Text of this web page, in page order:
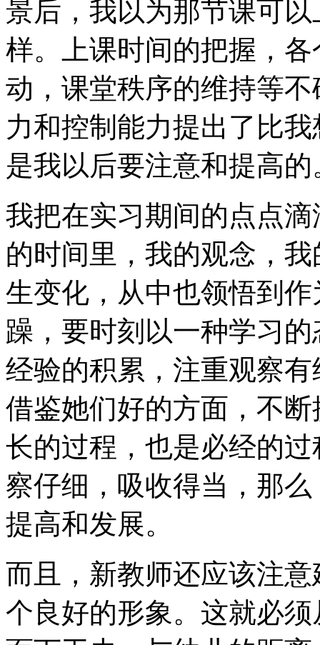
景后，我以为那节课可
样。上课时间的把握，
动，课堂秩序的维持等
力和控制能力提出了比
是我以后要注意和提高的
我把在实习期间的点点
的时间里，我的观念，
生变化，从中也领悟到
躁，要时刻以一种学习
经验的积累，注重观察
借鉴她们好的方面，不
长的过程，也是必经的
察仔细，吸收得当，那
提高和发展。
而且，新教师还应该注
个良好的形象。这就必